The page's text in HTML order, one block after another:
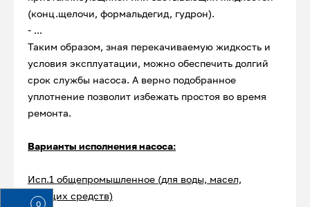
0
(конц.щелочи, формальдегид, гудрон).
- ...
Таким образом, зная перекачиваемую жидкость и
условия эксплуатации, можно обеспечить долгий
срок службы насоса. А верно подобранное
уплотнение позволит избежать простоя во время
ремонта.
Варианты исполнения насоса:
Исп.1 общепромышленное (для воды, масел,
моющих средств)